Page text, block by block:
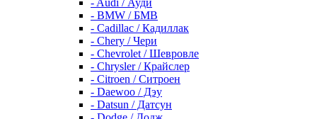
- Audi / Ауди
- BMW / БМВ
- Cadillac / Кадиллак
- Chery / Чери
- Chevrolet / Шевровле
- Chrysler / Крайслер
- Citroen / Ситроен
- Daewoo / Дэу
- Datsun / Датсун